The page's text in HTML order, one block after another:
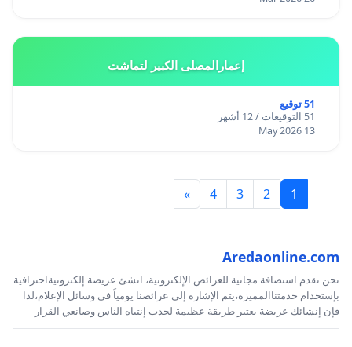
إعمارالمصلى الكبير لتماشت
51 توقيع
51 التوقيعات / 12 أشهر
13 May 2026
1
2
3
4
»
Aredaonline.com
نحن نقدم استضافة مجانية للعرائض الإلكترونية، انشئ عريضة إلكترونيةاحترافية
بإستخدام خدمتناالمميزة،يتم الإشارة إلى عرائضنا يومياً في وسائل الإعلام،لذا
فإن إنشائك عريضة يعتبر طريقة عظيمة لجذب إنتباه الناس وصانعي القرار